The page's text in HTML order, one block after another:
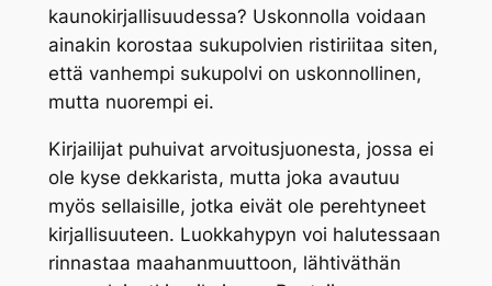
kaunokirjallisuudessa? Uskonnolla voidaan
ainakin korostaa sukupolvien ristiriitaa siten,
että vanhempi sukupolvi on uskonnollinen,
mutta nuorempi ei.
Kirjailijat puhuivat arvoitusjuonesta, jossa ei
ole kyse dekkarista, mutta joka avautuu
myös sellaisille, jotka eivät ole perehtyneet
kirjallisuuteen. Luokkahypyn voi halutessaan
rinnastaa maahanmuuttoon, lähtiväthän